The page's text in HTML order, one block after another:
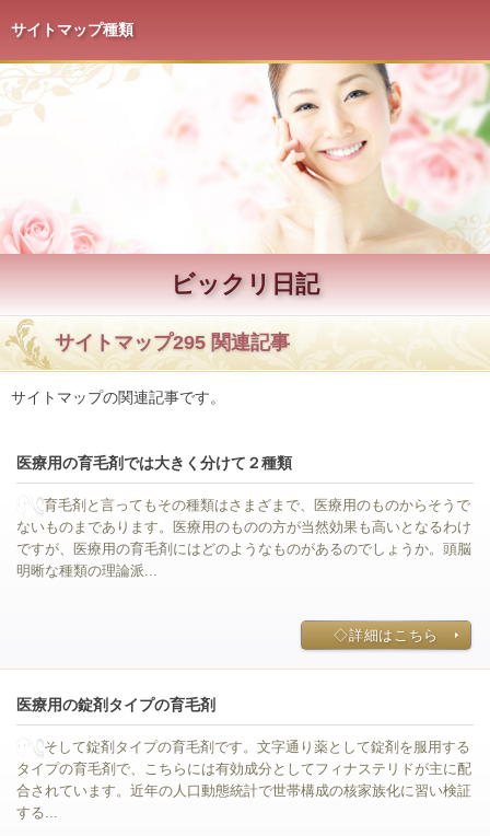
サイトマップ種類
ビックリ日記
サイトマップ295 関連記事
サイトマップの関連記事です。
医療用の育毛剤では大きく分けて２種類
育毛剤と言ってもその種類はさまざまで、医療用のものからそうで
ないものまであります。医療用のものの方が当然効果も高いとなるわけ
ですが、医療用の育毛剤にはどのようなものがあるのでしょうか。頭脳
明晰な種類の理論派...
◇詳細はこちら
医療用の錠剤タイプの育毛剤
そして錠剤タイプの育毛剤です。文字通り薬として錠剤を服用する
タイプの育毛剤で、こちらには有効成分としてフィナステリドが主に配
合されています。近年の人口動態統計で世帯構成の核家族化に習い検証
する...